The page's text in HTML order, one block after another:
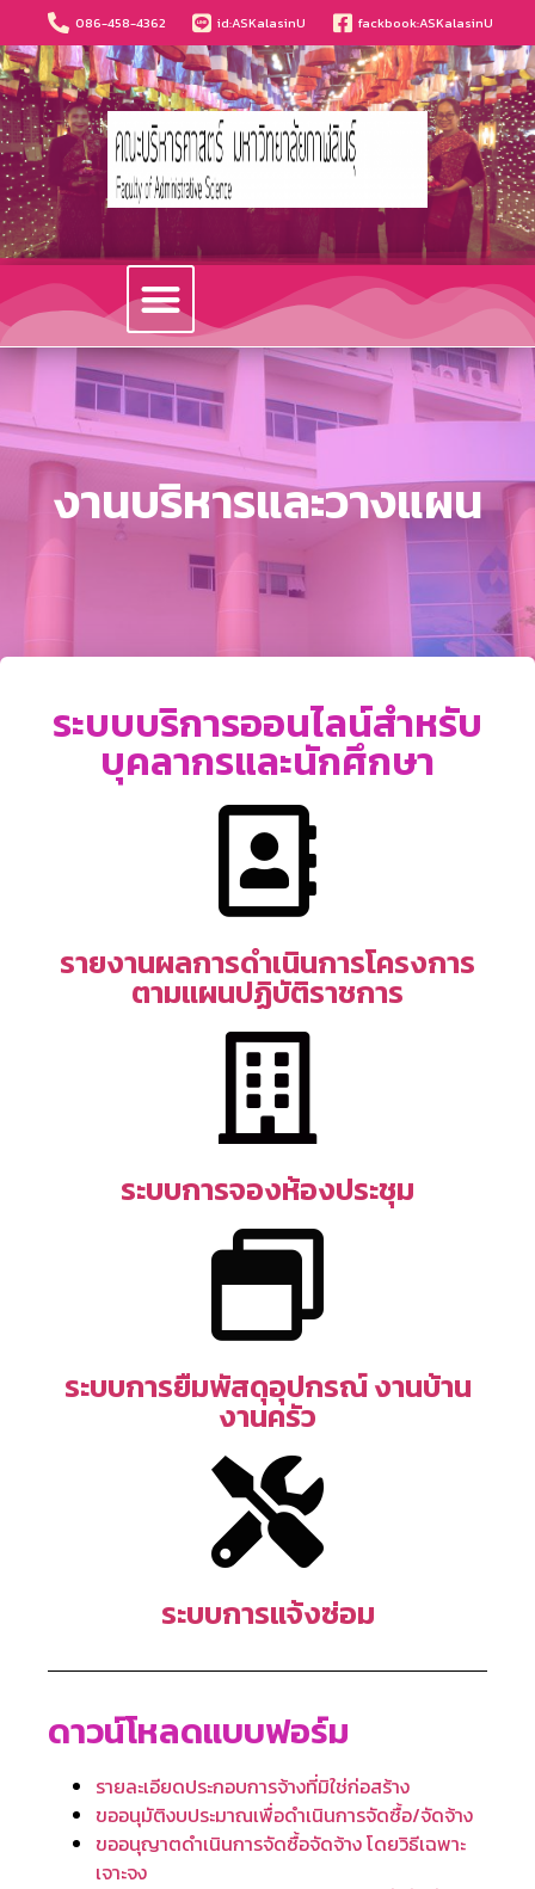
086-458-4362 id:ASKalasinU fackbook:ASKalasinU
งานบริหารและวางแผน
ระบบบริการออนไลน์สำหรับ
บุคลากรและนักศึกษา
รายงานผลการดำเนินการโครงการ
ตามแผนปฏิบัติราชการ
ระบบการจองห้องประชุม
ระบบการยืมพัสดุอุปกรณ์ งานบ้าน
งานครัว
ระบบการแจ้งซ่อม
ดาวน์โหลดแบบฟอร์ม
รายละเอียดประกอบการจ้างที่มิใช่ก่อสร้าง
ขออนุมัติงบประมาณเพื่อดําเนินการจัดซื้อ/จัดจ้าง
ขออนุญาตดําเนินการจัดซื้อจัดจ้าง โดยวิธีเฉพาะ
เจาะจง